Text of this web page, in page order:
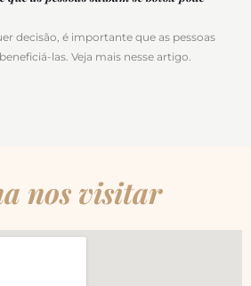
decisão, é importante que as pessoas
las. Veja mais nesse artigo.
nos visitar